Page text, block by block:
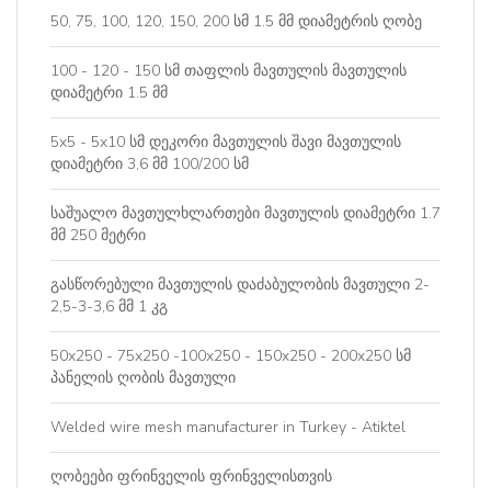
50, 75, 100, 120, 150, 200 სმ 1.5 მმ დიამეტრის ღობე
100 - 120 - 150 სმ თაფლის მავთულის მავთულის
დიამეტრი 1.5 მმ
5x5 - 5x10 სმ დეკორი მავთულის შავი მავთულის
დიამეტრი 3,6 მმ 100/200 სმ
საშუალო მავთულხლართები მავთულის დიამეტრი 1.7
მმ 250 მეტრი
გასწორებული მავთულის დაძაბულობის მავთული 2-
2,5-3-3,6 მმ 1 კგ
50x250 - 75x250 -100x250 - 150x250 - 200x250 სმ
პანელის ღობის მავთული
Welded wire mesh manufacturer in Turkey - Atiktel
ღობეები ფრინველის ფრინველისთვის